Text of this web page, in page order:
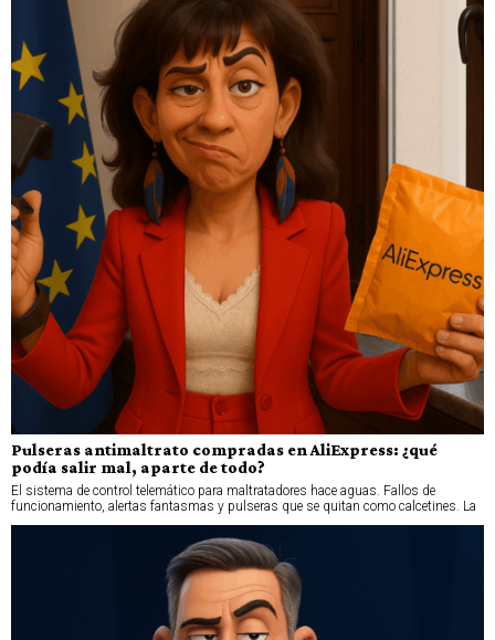
Pulseras antimaltrato compradas en AliExpress: ¿qué
podía salir mal, aparte de todo?
El sistema de control telemático para maltratadores hace aguas. Fallos de
funcionamiento, alertas fantasmas y pulseras que se quitan como calcetines. La